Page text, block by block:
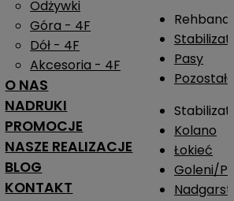
Odżywki
Góra - 4F
Dół - 4F
Akcesoria - 4F
O NAS
NADRUKI
PROMOCJE
NASZE REALIZACJE
BLOG
KONTAKT
Rehband
Pasy
Kolano
Łokieć
Goleni/